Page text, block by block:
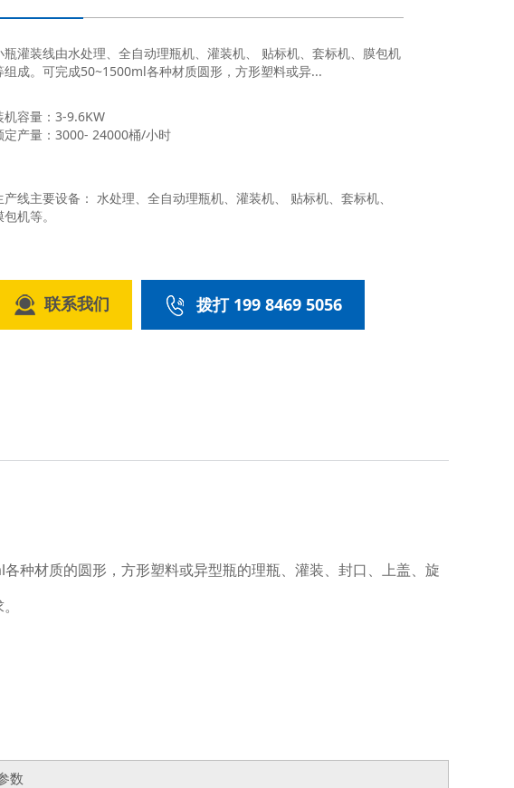
瓶灌装线由水处理、全自动理瓶机、灌装机、 贴标机、套标机、膜包机
组成。可完成50~1500ml各种材质圆形，方形塑料或异...
机容量：3-9.6KW
定产量：3000- 24000桶/小时
产线主要设备： 水处理、全自动理瓶机、灌装机、 贴标机、套标机、
包机等。
联系我们 拨打 199 8469 5056
种材质的圆形，方形塑料或异型瓶的理瓶、灌装、封口、上盖、旋
数